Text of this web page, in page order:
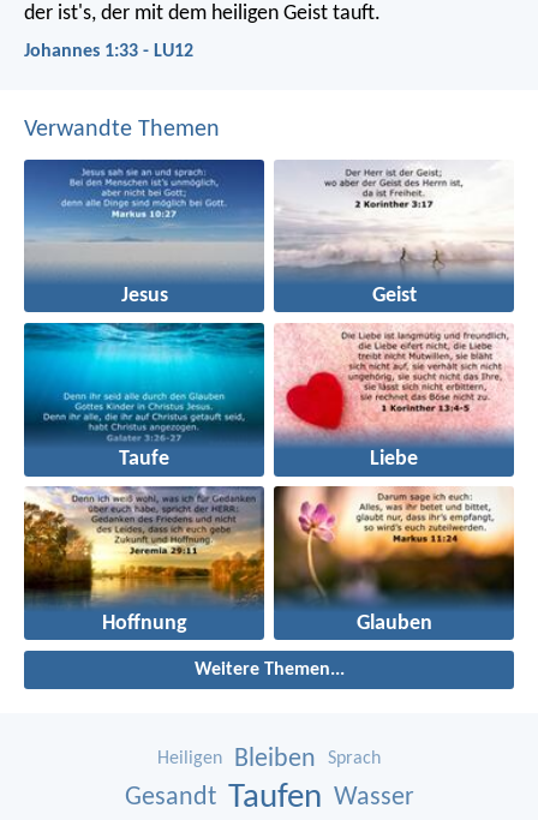
der ist's, der mit dem heiligen Geist tauft.
Johannes 1:33 - LU12
Verwandte Themen
Jesus Geist
Taufe Liebe
Hoffnung Glauben
Weitere Themen...
Heiligen Bleiben Sprach
Gesandt Taufen Wasser